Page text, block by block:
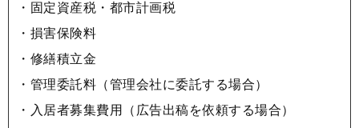
・固定資産税・都市計画税
・損害保険料
・修繕積立金
・管理委託料（管理会社に委託する場合）
・入居者募集費用（広告出稿を依頼する場合）